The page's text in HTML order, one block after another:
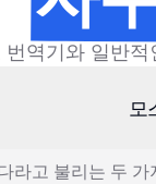
역기와 일반
모
라고 불리는 두